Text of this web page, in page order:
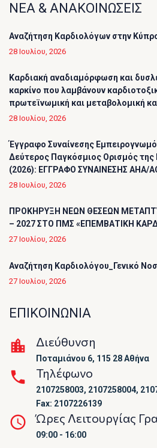
ΝΕΑ & ΑΝΑΚΟΙΝΩΣΕΙΣ
Αναζήτηση Καρδιολόγων στην
28 Ιουλίου, 2026
Καρδιακή αναδιαμόρφωση και
καρκίνο που λαμβάνουν
πρωτεϊνωμική και μεταβολομική
28 Ιουλίου, 2026
Έγγραφο Συναίνεσης
Δεύτερος Παγκόσμιος Ορισμός της
(2026): ΕΓΓΡΑΦΟ ΣΥΝΑΙΝΕΣΗΣ AHA/
28 Ιουλίου, 2026
ΠΡΟΚΗΡΥΞΗ ΝΕΩΝ ΘΕΣΕΩΝ
– 2027 ΣΤΟ ΠΜΣ «ΕΠΕΜΒΑΤΙΚΗ
27 Ιουλίου, 2026
Αναζήτηση Καρδιολόγου_Γενικό
27 Ιουλίου, 2026
ΕΠΙΚΟΙΝΩΝΙΑ
Διεύθυνση
Ποταμιάνου 6, 115 28 Αθήνα
Τηλέφωνο
2107258003, 2107258004,
Fax: 2107226139
Ώρες Λειτουργίας
09:00 - 16:00